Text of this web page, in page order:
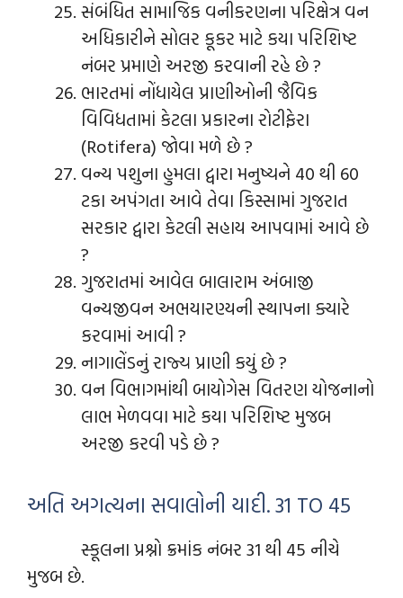
સંબંધિત સામાજિક વનીકરણના પરિક્ષેત્ર વન
અધિકારીને સોલર કૂકર માટે કયા પરિશિષ્ટ
નંબર પ્રમાણે અરજી કરવાની રહે છે ?
ભારતમાં નોંધાયેલ પ્રાણીઓની જૈવિક
વિવિધતામાં કેટલા પ્રકારના રોટીફેરા
(Rotifera) જોવા મળે છે ?
વન્ય પશુના હુમલા દ્વારા મનુષ્યને 40 થી 60
ટકા અપંગતા આવે તેવા કિસ્સામાં ગુજરાત
સરકાર દ્વારા કેટલી સહાય આપવામાં આવે છે
?
ગુજરાતમાં આવેલ બાલારામ અંબાજી
વન્યજીવન અભયારણ્યની સ્થાપના ક્યારે
કરવામાં આવી ?
નાગાલેંડનું રાજ્ય પ્રાણી કયું છે ?
વન વિભાગમાંથી બાયોગેસ વિતરણ યોજનાનો
લાભ મેળવવા માટે કયા પરિશિષ્ટ મુજબ
અરજી કરવી પડે છે ?
અતિ અગત્યના સવાલોની યાદી. 31 TO 45
સ્કૂલના પ્રશ્નો ક્રમાંક નંબર 31 થી 45 નીચે
મુજબ છે.